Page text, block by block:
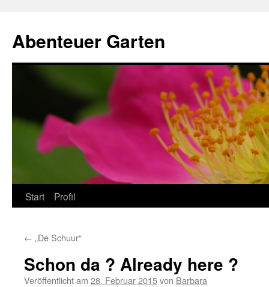
springen
Abenteuer Garten
Start Profil
← „De Schuur“
Schon da ? Already here ?
Veröffentlicht am 28. Februar 2015von Barbara